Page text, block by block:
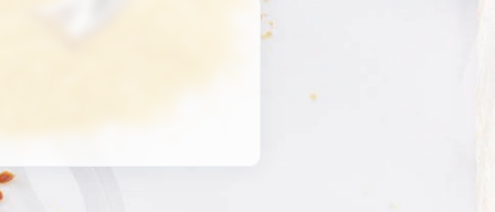
ENSEMBLE DE DISTRIBUTION